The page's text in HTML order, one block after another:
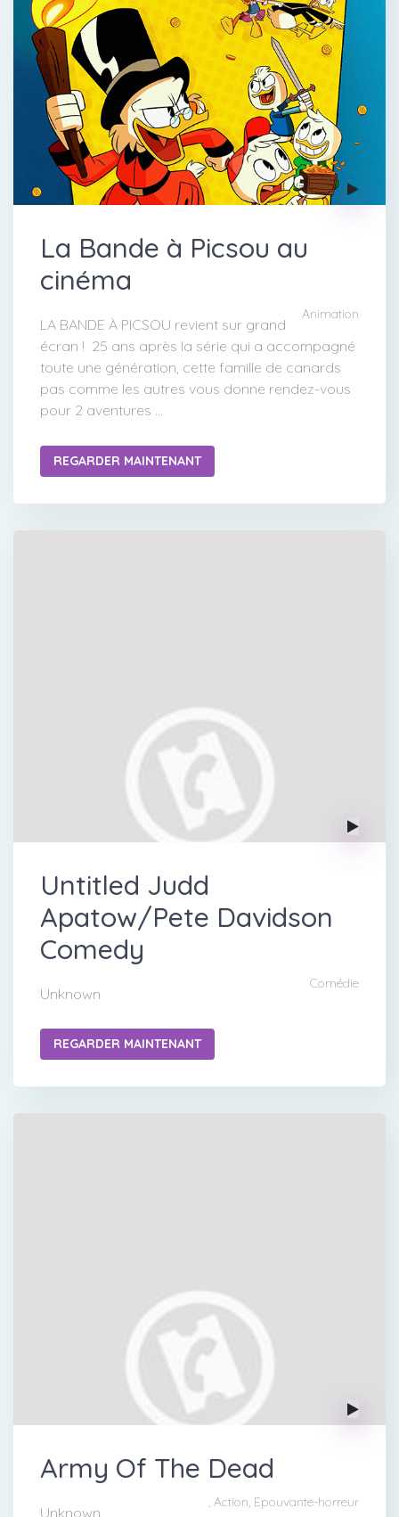
La Bande à Picsou au
cinéma
Animation
LA BANDE À PICSOU revient sur grand
écran ! 25 ans après la série qui a accompagné
toute une génération, cette famille de canards
pas comme les autres vous donne rendez-vous
pour 2 aventures ...
REGARDER MAINTENANT
Untitled Judd
Apatow/Pete Davidson
Comedy
Comédie
Unknown
REGARDER MAINTENANT
Army Of The Dead
, Action, Epouvante-horreur
Unknown